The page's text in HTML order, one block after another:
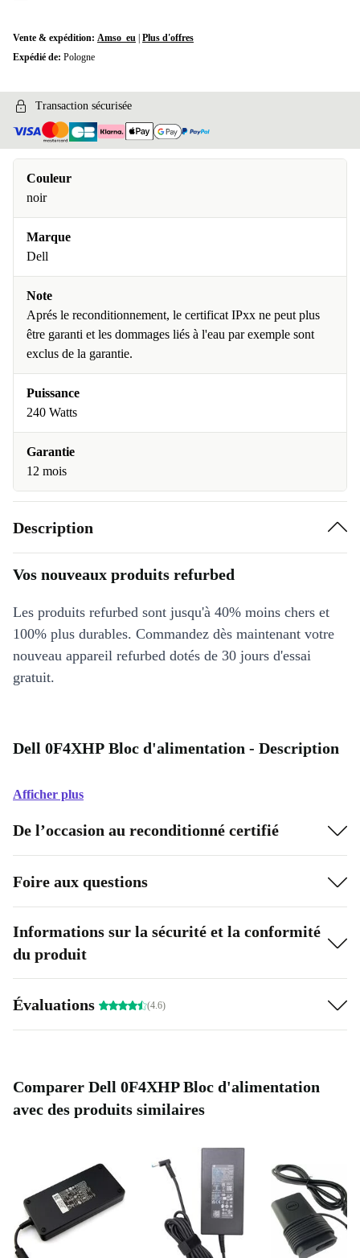
Vente & expédition: Amso_eu Plus d'offres
Expédié de: Pologne
Transaction sécurisée
Couleur
noir
Marque
Dell
Note
Aprés le reconditionnement, le certificat IPxx ne peut plus
être garanti et les dommages liés à l'eau par exemple sont
exclus de la garantie.
Puissance
240 Watts
Garantie
12 mois
Description
Vos nouveaux produits refurbed
Les produits refurbed sont jusqu'à 40% moins chers et
100% plus durables. Commandez dès maintenant votre
nouveau appareil refurbed dotés de 30 jours d'essai
gratuit.
Dell 0F4XHP Bloc d'alimentation - Description
Afficher plus
De l’occasion au reconditionné certifié
Foire aux questions
Informations sur la sécurité et la conformité
du produit
Évaluations (4.6)
Comparer Dell 0F4XHP Bloc d'alimentation
avec des produits similaires